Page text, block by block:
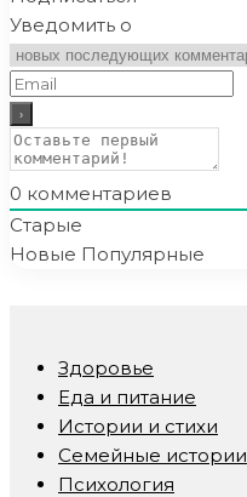
Уведомить о
0 комментариев
Старые
Новые Популярные
Здоровье
Еда и питание
Истории и стихи
Семейные истории
Психология